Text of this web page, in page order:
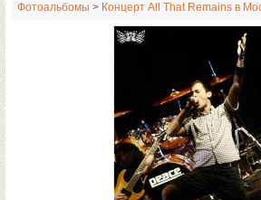
Фотоальбомы > Концерт All That Remains в